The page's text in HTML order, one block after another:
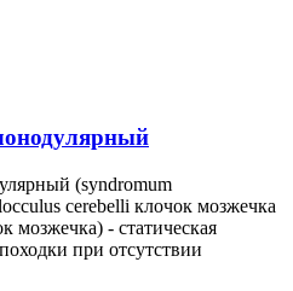
(syndromum
cerebelli клочок мозжечка
мозжечка) - статическая
при отсутствии